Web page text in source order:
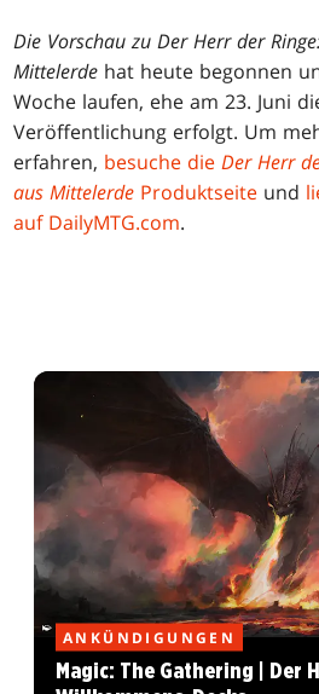
Die Vorschau zu Der Herr der
Mittelerde hat heute begonnen
Woche laufen, ehe am 23. Juni
Veröffentlichung erfolgt. Um
erfahren, besuche dieDer Herr
aus Mittelerde Produktseite und
auf DailyMTG.com.
ANKÜNDIGUNGEN
Magic: The Gathering | Der